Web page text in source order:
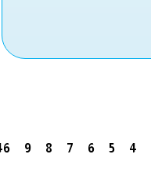
4
5
6
7
8
9